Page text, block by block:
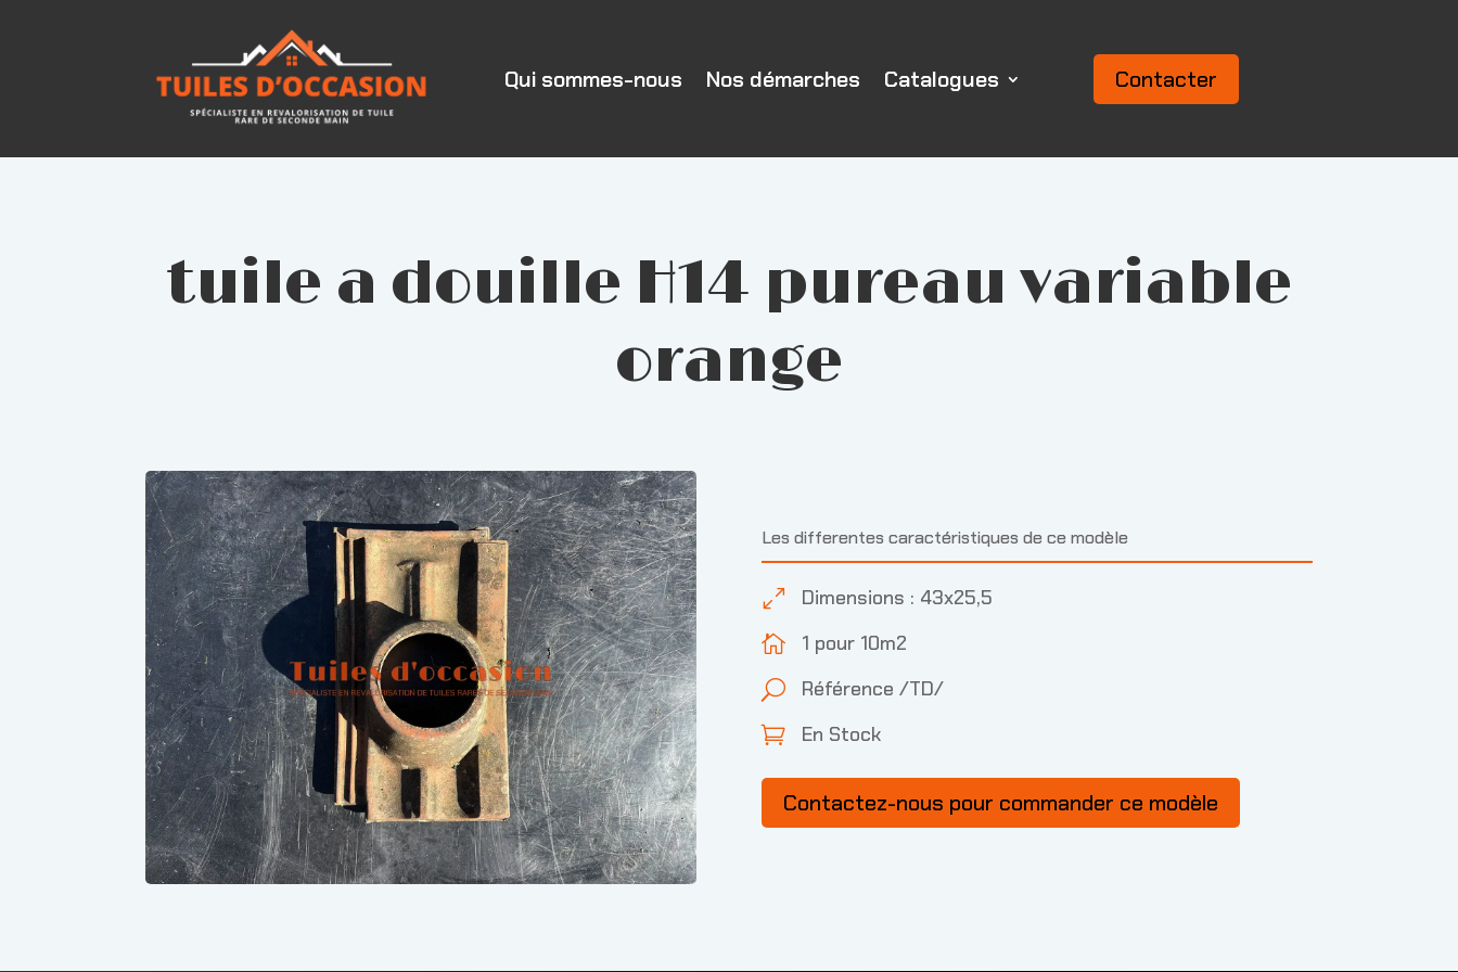
Qui sommes-nous Nos démarches Catalogues Contacter
tuile a douille H14 pureau variable
orange
Les differentes caractéristiques de ce modèle
0 Dimensions : 43x25,5
 1 pour 10m2
U Référence /TD/
 En Stock
Contactez-nous pour commander ce modèle